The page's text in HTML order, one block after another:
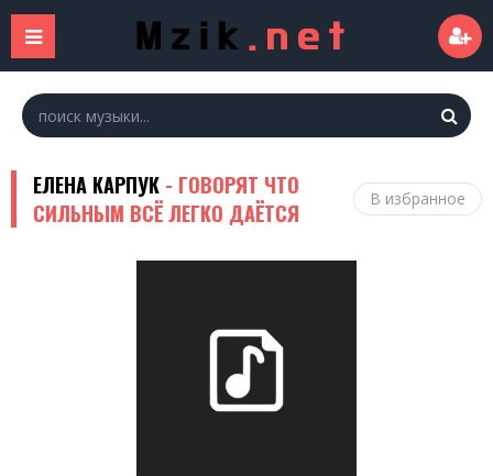
ЕЛЕНА КАРПУК - ГОВОРЯТ ЧТО
СИЛЬНЫМ ВСЁ ЛЕГКО ДАЁТСЯ
В избранное